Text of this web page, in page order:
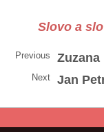
Slovo a
Previous Zuzana
Next Jan